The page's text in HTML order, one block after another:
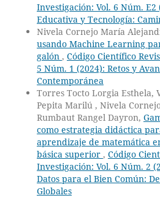
Investigación: Vol. 6 Núm.
Educativa y Tecnología:
Nivela Cornejo María
usando Machine Learning
galón , Código Científico
5 Núm. 1 (2024): Retos y
Contemporánea
Torres Tocto Lorgia Esthela,
Pepita Marilú , Nivela
Rumbaut Rangel Dayron,
como estrategia didáctica
aprendizaje de matemática
básica superior , Código
Investigación: Vol. 6 Núm. 2
Datos para el Bien Común:
Globales